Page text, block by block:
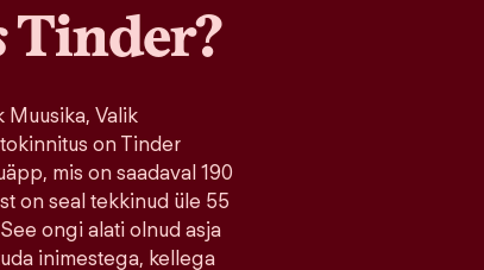
Tinder?
Muusika, Valik
on Tinder
mis on saadaval 190
on seal tekkinud üle 55
ongi alati olnud asja
inimestega, kellega